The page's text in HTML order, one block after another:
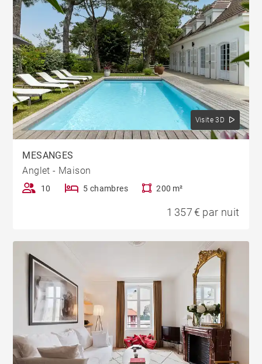
Visite 3D
MESANGES
Anglet - Maison
10 5 chambres 200 m²
1 357 € par nuit